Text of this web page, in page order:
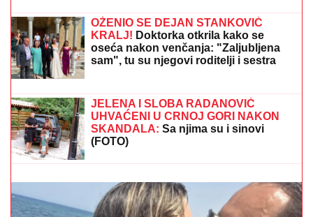
Dragan Stanković verenici priredio
iznenađenje, podelio snimak sa
INTIMNE PROSLAVE Muzičari svirali
samo za nju, nije znala šta ju je snašlo:
"Najlepše uspomene"